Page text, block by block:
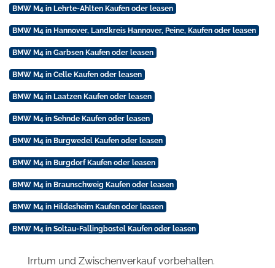
BMW M4 in Lehrte-Ahlten Kaufen oder leasen
BMW M4 in Hannover, Landkreis Hannover, Peine, Kaufen oder leasen
BMW M4 in Garbsen Kaufen oder leasen
BMW M4 in Celle Kaufen oder leasen
BMW M4 in Laatzen Kaufen oder leasen
BMW M4 in Sehnde Kaufen oder leasen
BMW M4 in Burgwedel Kaufen oder leasen
BMW M4 in Burgdorf Kaufen oder leasen
BMW M4 in Braunschweig Kaufen oder leasen
BMW M4 in Hildesheim Kaufen oder leasen
BMW M4 in Soltau-Fallingbostel Kaufen oder leasen
Irrtum und Zwischenverkauf vorbehalten.